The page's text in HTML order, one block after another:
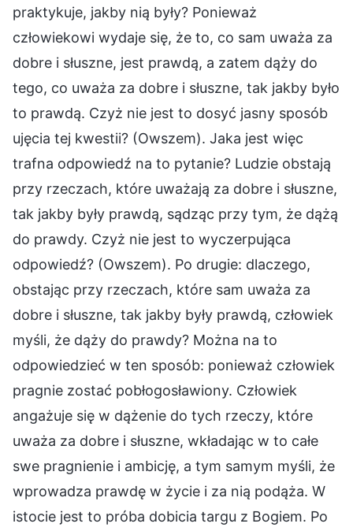
praktykuje, jakby nią były? Ponieważ
człowiekowi wydaje się, że to, co sam uważa za
dobre i słuszne, jest prawdą, a zatem dąży do
tego, co uważa za dobre i słuszne, tak jakby było
to prawdą. Czyż nie jest to dosyć jasny sposób
ujęcia tej kwestii? (Owszem). Jaka jest więc
trafna odpowiedź na to pytanie? Ludzie obstają
przy rzeczach, które uważają za dobre i słuszne,
tak jakby były prawdą, sądząc przy tym, że dążą
do prawdy. Czyż nie jest to wyczerpująca
odpowiedź? (Owszem). Po drugie: dlaczego,
obstając przy rzeczach, które sam uważa za
dobre i słuszne, tak jakby były prawdą, człowiek
myśli, że dąży do prawdy? Można na to
odpowiedzieć w ten sposób: ponieważ człowiek
pragnie zostać pobłogosławiony. Człowiek
angażuje się w dążenie do tych rzeczy, które
uważa za dobre i słuszne, wkładając w to całe
swe pragnienie i ambicję, a tym samym myśli, że
wprowadza prawdę w życie i za nią podąża. W
istocie jest to próba dobicia targu z Bogiem. Po